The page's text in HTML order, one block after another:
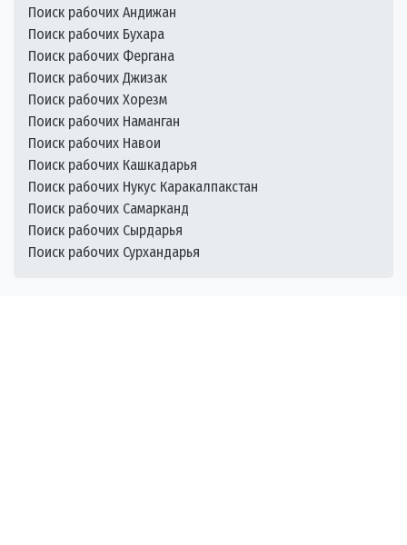
Поиск рабочих Андижан
Поиск рабочих Бухара
Поиск рабочих Фергана
Поиск рабочих Джизак
Поиск рабочих Хорезм
Поиск рабочих Наманган
Поиск рабочих Навои
Поиск рабочих Кашкадарья
Поиск рабочих Нукус Каракалпакстан
Поиск рабочих Самарканд
Поиск рабочих Сырдарья
Поиск рабочих Сурхандарья